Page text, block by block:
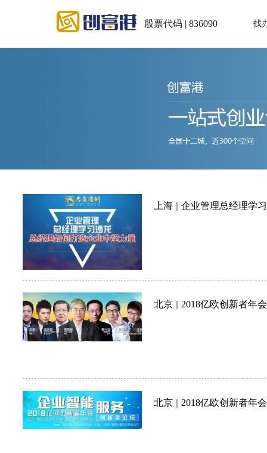
股票代码 | 836090 找
上海 || 企业管理总经理学
北京 || 2018亿欧创新者年
北京 || 2018亿欧创新者年